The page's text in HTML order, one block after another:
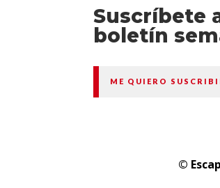
Suscríbete
boletín
ME QUIERO
©